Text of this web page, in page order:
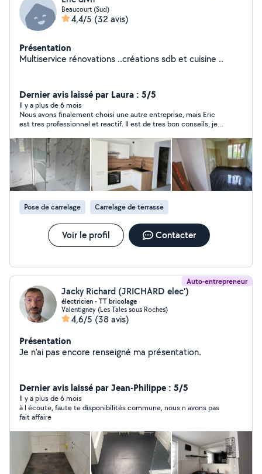
Beaucourt (Sud)
4,4/5 (32 avis)
Présentation
Multiservice rénovations ..créations sdb et cuisine ..
Dernier avis laissé par Laura : 5/5
Il y a plus de 6 mois
Nous avons finalement choisi une autre entreprise, mais Eric
est tres professionnel et reactif. Il est de tres bon conseils, je
Pose de carrelage Carrelage de terrasse
Voir le profil Contacter
Auto-entrepreneur
Jacky Richard (JRICHARD elec')
électricien - TT bricolage
Valentigney (Les Tales sous Roches)
4,6/5 (38 avis)
Présentation
Je n'ai pas encore renseigné ma présentation.
Dernier avis laissé par Jean-Philippe : 5/5
Il y a plus de 6 mois
à l écoute, faute te disponibilités commune, nous n avons pas
fait affaire